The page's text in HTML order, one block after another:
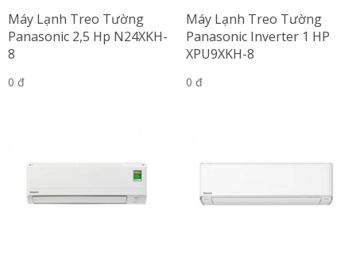
Máy Lạnh Treo Tường
Panasonic 2,5 Hp N24XKH-
8
0 đ
Máy Lạnh Treo Tường
Panasonic Inverter 1 HP
XPU9XKH-8
0 đ